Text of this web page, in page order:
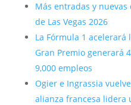
Más entradas y nuevas
de Las Vegas 2026
La Fórmula 1
Gran Premio generará
9,000 empleos
Ogier e Ingrassia
alianza francesa lidera